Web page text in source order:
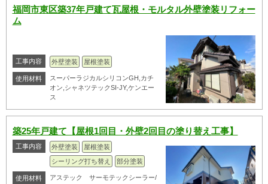
福岡市東区築37年戸建て瓦屋根・モルタル外壁塗装リフォー
ム
工事内容 外壁塗装 屋根塗装
使用材料
スーパーラジカルシリコンGH,カチ
オン,シャネツテックSI-JY,ケンエー
ス
築25年戸建て【屋根1回目・外壁2回目の塗り替え工事】
工事内容 外壁塗装
屋根塗装
シーリング打ち替え
部分塗装
使用材料
アステック サーモテックシーラー/